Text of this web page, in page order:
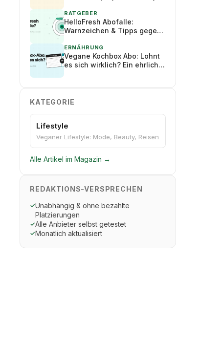
RATGEBER
HelloFresh Abofalle:
Warnzeichen & Tipps gegen
Verlängerungen
ERNÄHRUNG
Vegane Kochbox Abo: Lohnt
es sich wirklich? Ein ehrlicher
KATEGORIE
Lifestyle
Veganer Lifestyle: Mode, Beauty, Reisen
Alle Artikel im Magazin →
REDAKTIONS-VERSPRECHEN
✓Unabhängig & ohne bezahlte
Platzierungen
✓Alle Anbieter selbst getestet
✓Monatlich aktualisiert